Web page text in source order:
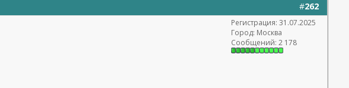
#262
Регистрация: 31.07.2025
Город: Москва
Сообщений: 2 178